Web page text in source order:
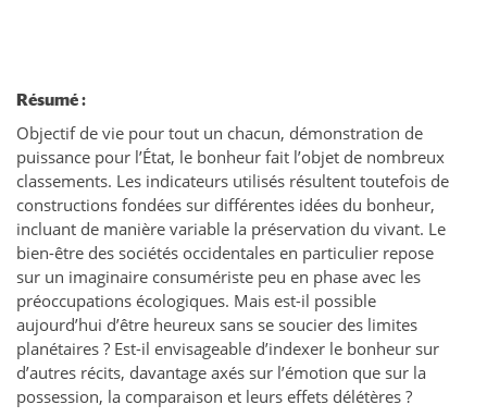
Résumé :
Objectif de vie pour tout un chacun, démonstration de
puissance pour l’État, le bonheur fait l’objet de nombreux
classements. Les indicateurs utilisés résultent toutefois de
constructions fondées sur différentes idées du bonheur,
incluant de manière variable la préservation du vivant. Le
bien-être des sociétés occidentales en particulier repose
sur un imaginaire consumériste peu en phase avec les
préoccupations écologiques. Mais est-il possible
aujourd’hui d’être heureux sans se soucier des limites
planétaires ? Est-il envisageable d’indexer le bonheur sur
d’autres récits, davantage axés sur l’émotion que sur la
possession, la comparaison et leurs effets délétères ?